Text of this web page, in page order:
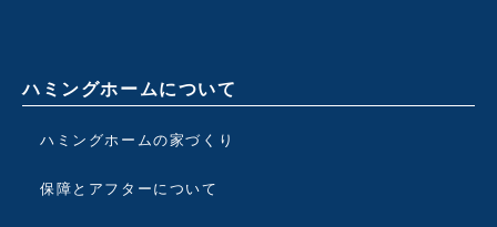
ハミングホームについて
ハミングホームの家づくり
保障とアフターについて